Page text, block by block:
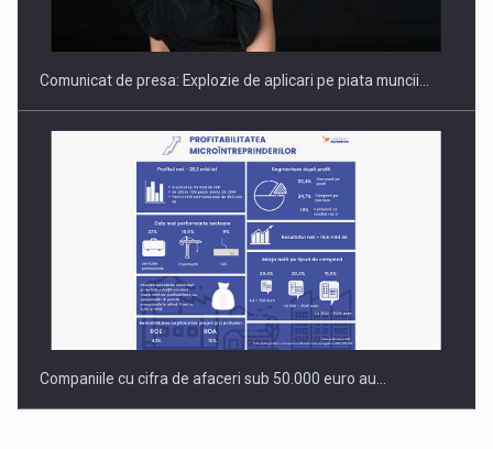
INTERNATIONAL BUSINESS SCENE
Comunicat de presa: Explozie de aplicari pe piata muncii…
Companiile cu cifra de afaceri sub 50.000 euro au…